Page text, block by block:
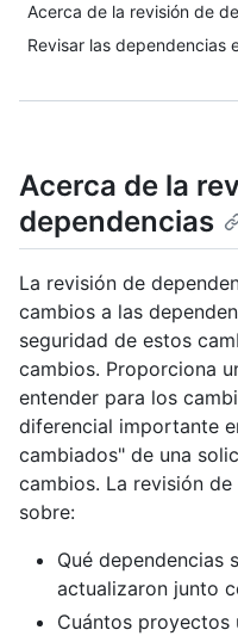
Acerca de la revisión de
Revisar las dependencias
Acerca de la
dependencias
La revisión de
cambios a las
seguridad de estos
cambios. Proporciona
entender para los
diferencial importante
cambiados" de una
cambios. La revisión
sobre:
Qué dependencias
actualizaron junto
Cuántos proyectos